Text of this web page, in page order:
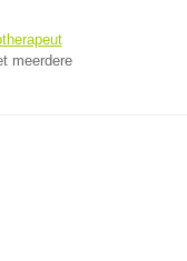
meerdere